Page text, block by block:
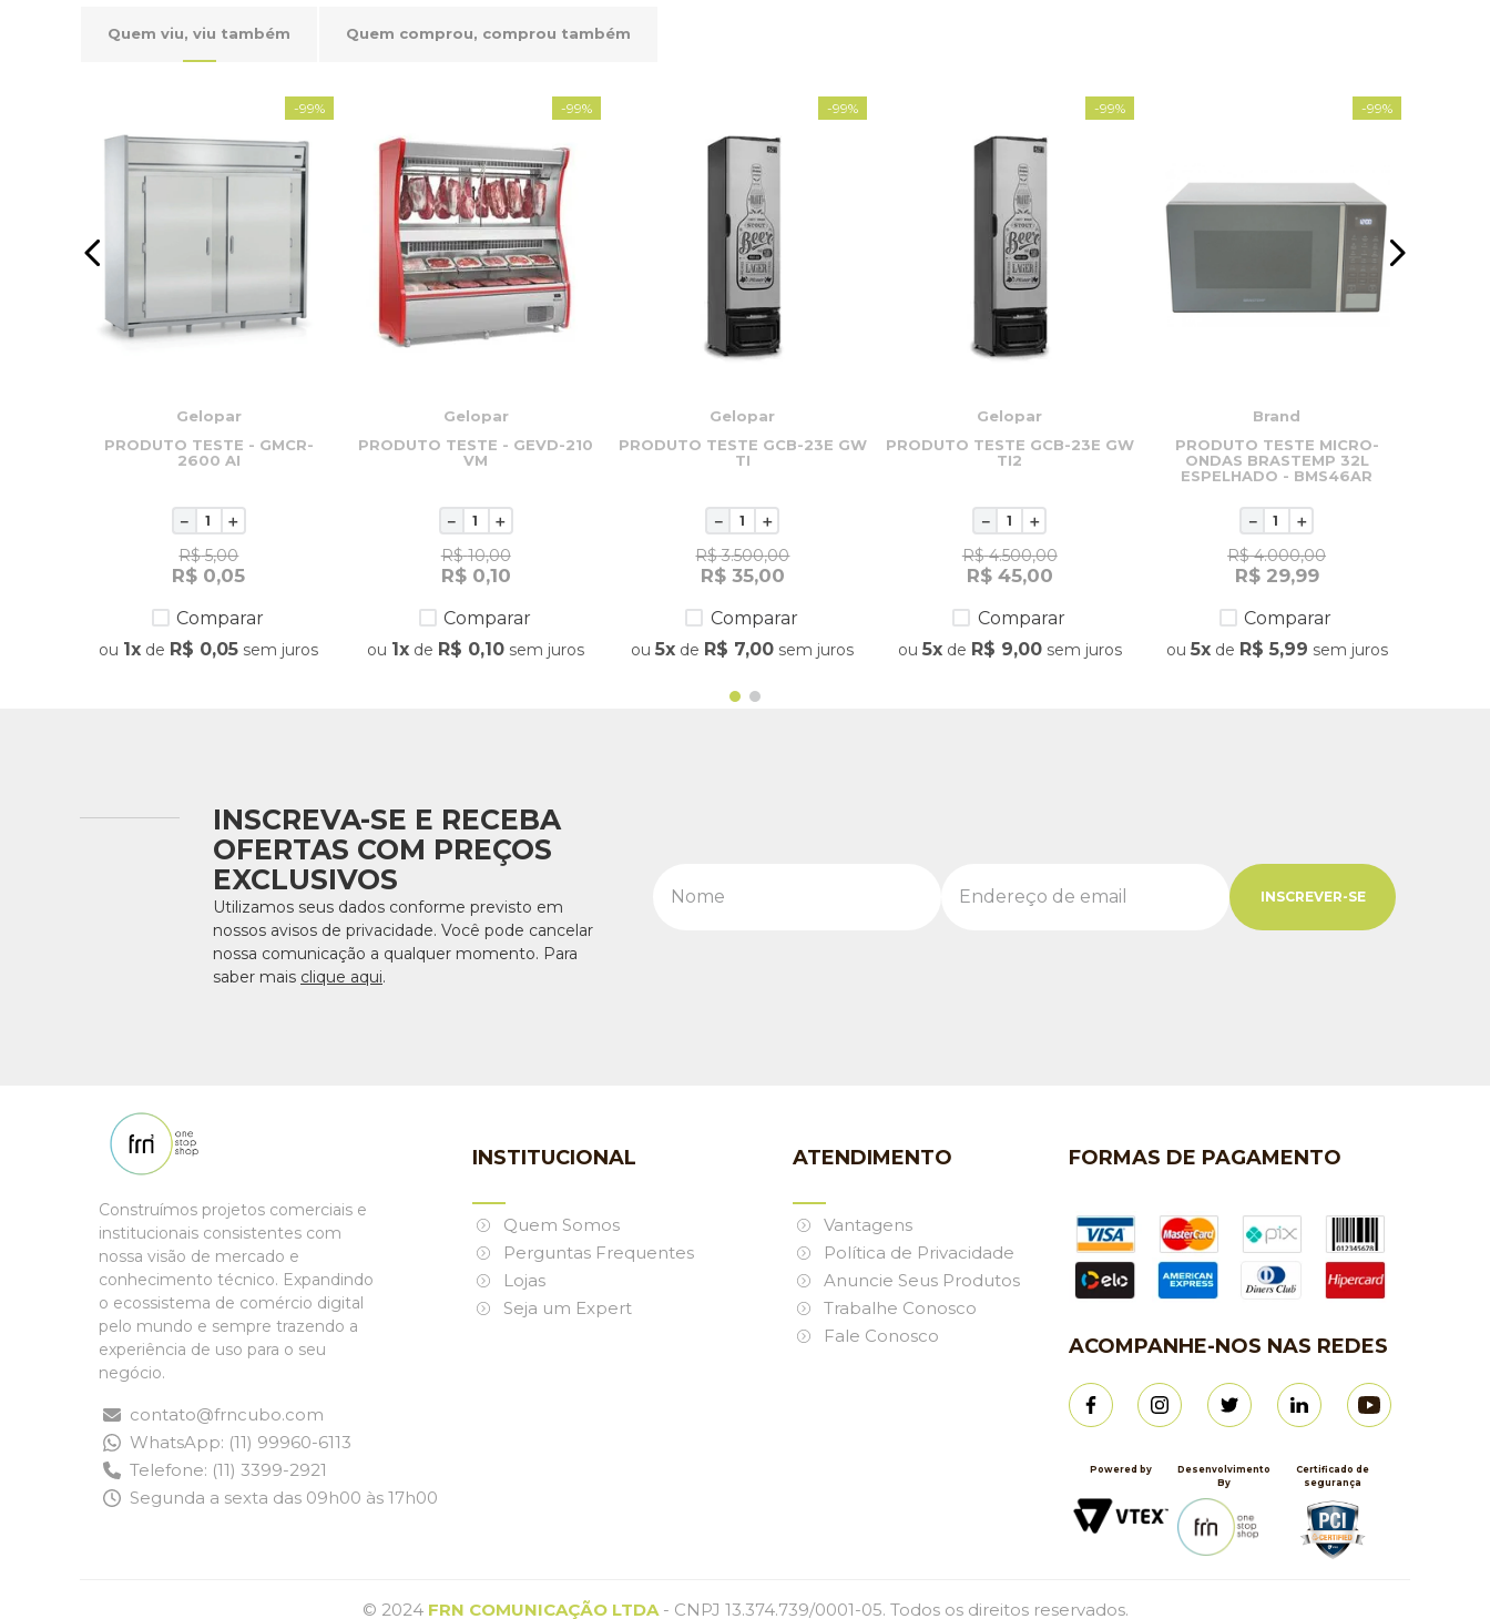
Quem viu, viu também Quem comprou, comprou também
-99%
Gelopar
PRODUTO TESTE - GMCR-
2600 AI
＋
－
R$ 5,00
R$ 0,05
Comparar
ou 1 de R$ 0,05 sem juros
-99%
Gelopar
PRODUTO TESTE - GEVD-210
VM
＋
－
R$ 10,00
R$ 0,10
Comparar
ou 1 de R$ 0,10 sem juros
-99%
Gelopar
PRODUTO TESTE GCB-23E GW
TI
＋
－
R$ 3.500,00
R$ 35,00
Comparar
ou5 de R$ 7,00 sem juros
-99%
Gelopar
PRODUTO TESTE GCB-23E GW
TI2
＋
－
R$ 4.500,00
R$ 45,00
Comparar
ou 5 de R$ 9,00sem juros
-99%
Brand
PRODUTO TESTE MICRO-
ONDAS BRASTEMP 32L
ESPELHADO - BMS46AR
＋
－
R$ 4.000,00
R$ 29,99
Comparar
ou 5 de R$ 5,99 sem juros
INSCREVA-SE E RECEBA
OFERTAS COM PREÇOS
EXCLUSIVOS
Utilizamos seus dados conforme previsto em
nossos avisos de privacidade. Você pode cancelar
nossa comunicação a qualquer momento. Para
saber mais clique aqui.
INSCREVER-SE
Construímos projetos comerciais e
institucionais consistentes com
nossa visão de mercado e
conhecimento técnico. Expandindo
o ecossistema de comércio digital
pelo mundo e sempre trazendo a
experiência de uso para o seu
negócio.
contato@frncubo.com
WhatsApp: (11) 99960-6113
Telefone: (11) 3399-2921
Segunda a sexta das 09h00 às 17h00
INSTITUCIONAL
Quem Somos
Perguntas Frequentes
Lojas
Seja um Expert
ATENDIMENTO
Vantagens
Política de Privacidade
Anuncie Seus Produtos
Trabalhe Conosco
Fale Conosco
FORMAS DE PAGAMENTO
ACOMPANHE-NOS NAS REDES
Powered by
Desenvolvimento
By
Certificado de
segurança
© 2024 FRN COMUNICAÇÃO LTDA- CNPJ 13.374.739/0001-05. Todos os direitos reservados.